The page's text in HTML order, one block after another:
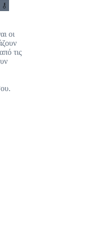
οι
τις